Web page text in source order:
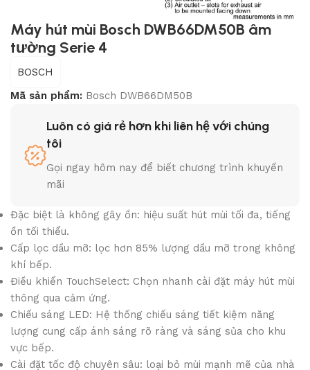
Máy hút mùi Bosch DWB66DM50B âm
tường Serie 4
BOSCH
Mã sản phẩm: Bosch DWB66DM50B
Luôn có giá rẻ hơn khi liên hệ với chúng
tôi
Gọi ngay hôm nay để biết chương trình khuyến
mãi
Đặc biệt là không gây ồn: hiệu suất hút mùi tối đa, tiếng
ồn tối thiểu.
Cấp lọc dầu mỡ: lọc hơn 85% lượng dầu mỡ trong không
khí bếp.
Điều khiển TouchSelect: Chọn nhanh cài đặt máy hút mùi
thông qua cảm ứng.
Chiếu sáng LED: Hệ thống chiếu sáng tiết kiệm năng
lượng cung cấp ánh sáng rõ ràng và sáng sủa cho khu
vực bếp.
Cài đặt tốc độ chuyên sâu: loại bỏ mùi mạnh mẽ của nhà